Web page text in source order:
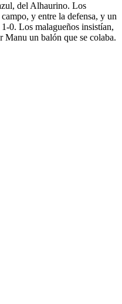
del Alhaurino. Los
y entre la defensa, y un
0. Los malagueños insistían,
Manu un balón que se colaba.